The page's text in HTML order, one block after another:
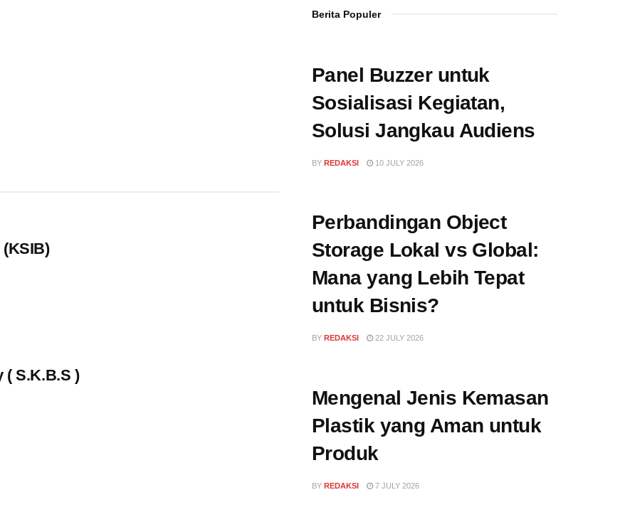
S.K.B.S )
Berita Populer
Panel Buzzer untuk
Sosialisasi Kegiatan,
Solusi Jangkau Audiens
BY REDAKSI 10 JULY 2026
Perbandingan Object
Storage Lokal vs Global:
Mana yang Lebih Tepat
untuk Bisnis?
BY REDAKSI 22 JULY 2026
Mengenal Jenis Kemasan
Plastik yang Aman untuk
Produk
BY REDAKSI 7 JULY 2026